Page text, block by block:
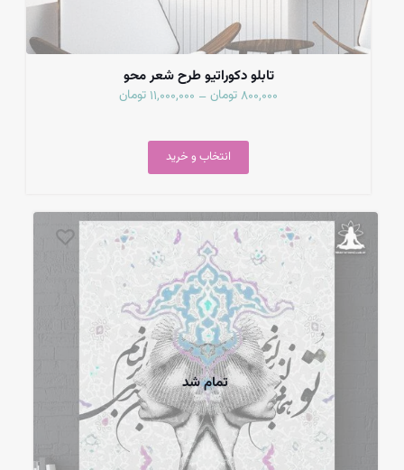
تابلو دکوراتیو طرح شعر محو
800,000تومان–
11,000,000 تومان
انتخاب و خرید
تمام شد